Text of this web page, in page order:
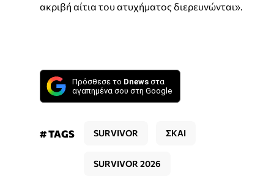
ακριβή αίτια του ατυχήματος διερευνώνται».
Πρόσθεσε το Dnews στα
αγαπημένα σου στη Google
# TAGS SURVIVOR ΣΚΑΙ
SURVIVOR 2026